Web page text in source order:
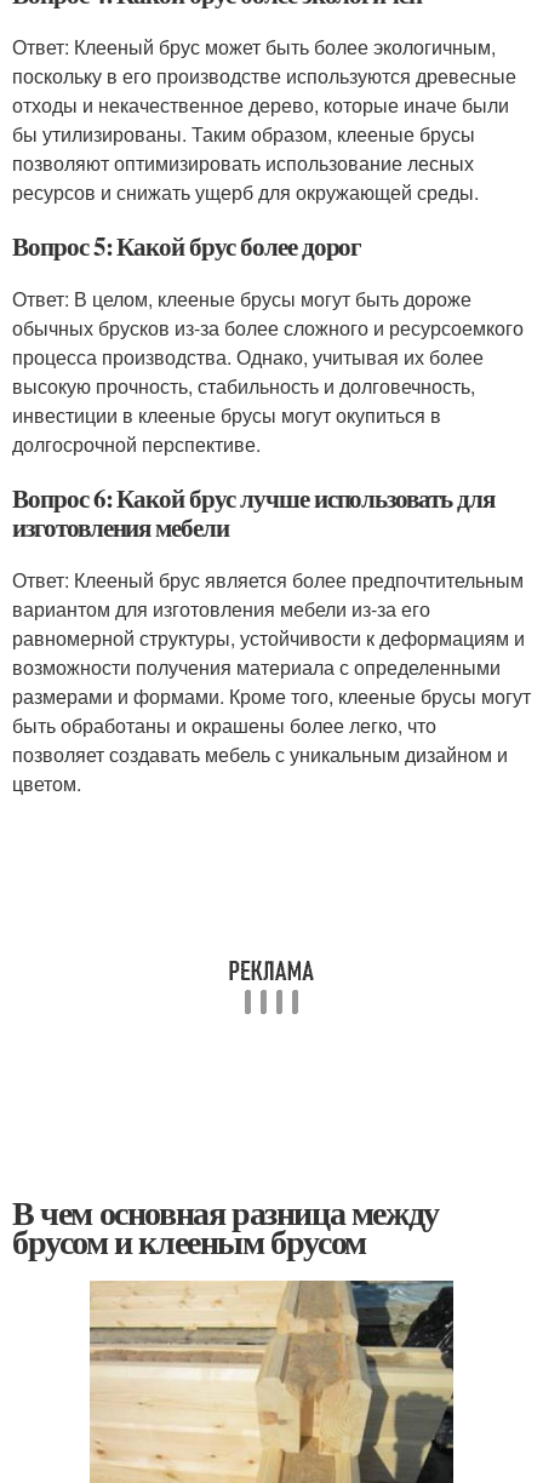
Ответ: Клееный брус может быть более экологичным,
поскольку в его производстве используются древесные
отходы и некачественное дерево, которые иначе были
бы утилизированы. Таким образом, клееные брусы
позволяют оптимизировать использование лесных
ресурсов и снижать ущерб для окружающей среды.
Вопрос 5: Какой брус более дорог
Ответ: В целом, клееные брусы могут быть дороже
обычных брусков из-за более сложного и ресурсоемкого
процесса производства. Однако, учитывая их более
высокую прочность, стабильность и долговечность,
инвестиции в клееные брусы могут окупиться в
долгосрочной перспективе.
Вопрос 6: Какой брус лучше использовать для
изготовления мебели
Ответ: Клееный брус является более предпочтительным
вариантом для изготовления мебели из-за его
равномерной структуры, устойчивости к деформациям и
возможности получения материала с определенными
размерами и формами. Кроме того, клееные брусы могут
быть обработаны и окрашены более легко, что
позволяет создавать мебель с уникальным дизайном и
цветом.
В чем основная разница между
брусом и клееным брусом